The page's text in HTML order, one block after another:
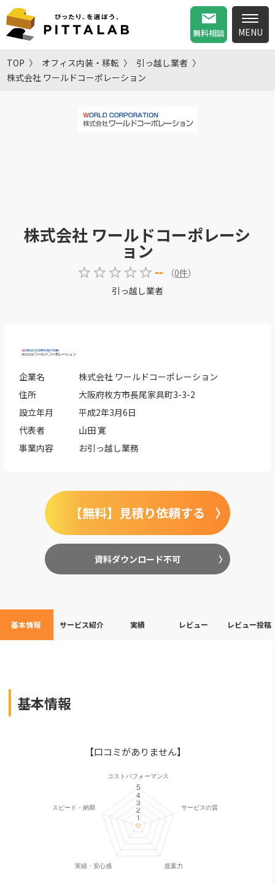
無料相談
TOP オフィス内装・移転
引っ越し業者
株式会社 ワールドコーポレーション
株式会社 ワールドコーポレーシ
ョン
-- （0件）
引っ越し業者
企業名
株式会社 ワールドコーポレーション
住所
大阪府枚方市長尾家具町3-3-2
設立年月
平成2年3月6日
代表者
山田 寛
事業内容
お引っ越し業務
【無料】見積り依頼する
資料ダウンロード不可
基本情報 サービス紹介 実績 レビュー レビュー投稿
基本情報
【口コミがありません】